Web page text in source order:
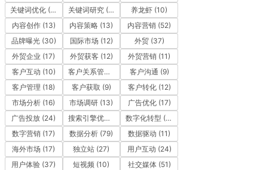
关键词优化 (10) 关键词研究(12) 养龙虾 (10)
内容创作(13) 内容策略 (13) 内容营销 (52)
品牌曝光(30) 国际市场 (12) 外贸(37)
外贸企业 (17) 外贸获客(12) 外贸营销 (11)
客户互动 (10) 客户关系管理 客户沟通 (9)
客户管理 (18) 客户获取 (9) 客户转化(12)
市场分析 (16) 市场调研 (13) 广告优化(17)
广告投放 (24) 搜索引擎优化 (41)数字化转型 (19)
数字营销 (17) 数据分析 (79) 数据驱动 (11)
海外市场 (17) 独立站 (27) 用户互动 (24)
用户体验 (37) 短视频 (10) 社交媒体(51)